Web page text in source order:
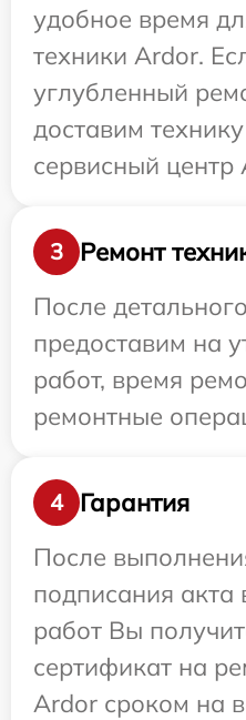
удобное время
техники Ardor.
углубленный
доставим
сервисный центр
3
Ремонт
После
предоставим на
работ, время
ремонтные
4
Гарантия
После
подписания
работ Вы
сертификат на
Ardor сроком на